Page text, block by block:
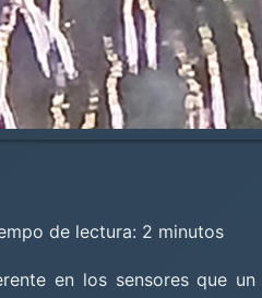
de lectura: 2 minutos
en los sensores que